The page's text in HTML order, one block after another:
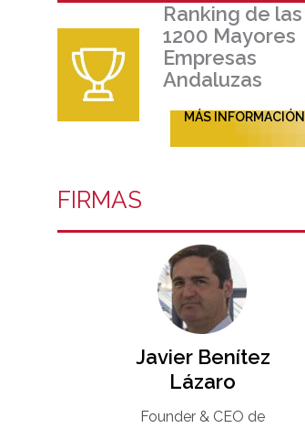
Ranking de las
1200 Mayores
Empresas
Andaluzas
MÁS INFORMACIÓN
FIRMAS
Javier Benítez
Lázaro
Founder & CEO de